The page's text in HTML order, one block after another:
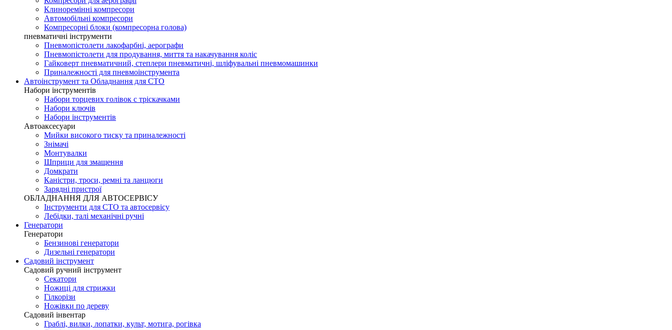
Клиноремінні компресори
Автомобільні компресори
Компресорні блоки (компресорна голова)
пневматичні інструменти
Пневмопістолети лакофарбні, аерографи
Пневмопістолети для продування, миття та накачування коліс
Гайковерт пневматичний, степлери пневматичні, шліфувальні пневмомашинки
Приналежності для пневмоінструмента
Автоінструмент та Обладнання для СТО
Набори інструментів
Набори торцевих голівок c тріскачками
Набори ключів
Набори інструментів
Автоаксесуари
Мийки високого тиску та приналежності
Знімачі
Монтувалки
Шприци для змащення
Домкрати
Каністри, троси, ремні та ланцюги
Зарядні пристрої
ОБЛАДНАННЯ ДЛЯ АВТОСЕРВІСУ
Інструменти для СТО та автосервісу
Лебідки, талі механічні ручні
Генератори
Генератори
Бензинові генератори
Дизельні генератори
Садовий інструмент
Садовий ручний інструмент
Секатори
Ножиці для стрижки
Гілкорізи
Ножівки по дереву
Садовий інвентар
Граблі, вилки, лопатки, культ, мотига, рогівка